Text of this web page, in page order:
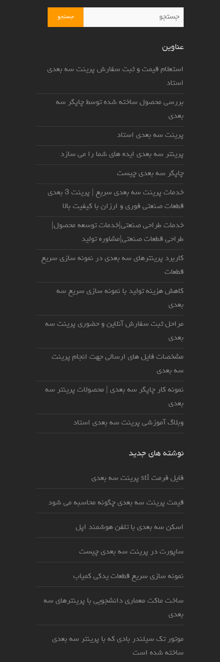
جستجو
عناوین
استعلام قیمت و ثبت سفارش پرینت سه بعدی
استاد
بررسی محصول ساخته شده توسط چاپگر سه
بعدی
پرینت سه بعدی استاد
پرینتر سه بعدی ایده های شما را می سازد
چاپگر سه بعدی چیست
خدمات پرینت سه بعدی سریع | پرینت 3 بعدی
قطعات صنعتی فوری و ارزان با کیفیت بالا
خدمات طراحی صنعتی|خدمات توسعه محصول|
طراحی قطعات صنعتی|مشاوره تولید
کاربرد پرینترهای سه بعدی در نمونه سازی سریع
قطعات
کاهش هزینه تولید با نمونه سازی سریع سه
بعدی
مراحل ثبت سفارش آنلاین و حضوری پرینت سه
بعدی
مشخصات فایل های ارسالی جهت انجام پرینت
سه بعدی
نمونه کار چاپگر سه بعدی | محصولات پرینتر سه
بعدی
وبلاگ آموزشی پرینت سه بعدی استاد
نوشته های جدید
فایل فرمت stl پرینت سه بعدی
قیمت پرینت سه بعدی چگونه محاسبه می شود
اسکن سه بعدی با تلفن هوشمند اپل
ساپورت در پرینت سه بعدی چیست
نمونه سازی سریع قطعات یدکی کمیاب
ساخت ماکت معماری دانشجویی با پرینترهای سه
بعدی
موتور تک سیلندر بادی که با پرینتر سه بعدی
ساخته شده است